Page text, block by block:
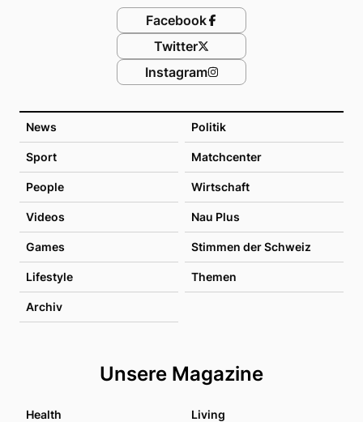
News Politik
Sport Matchcenter
People Wirtschaft
Videos Nau Plus
Games Stimmen der Schweiz
Lifestyle Themen
Archiv
Unsere Magazine
Health Living
Facebook
Twitter
Instagram